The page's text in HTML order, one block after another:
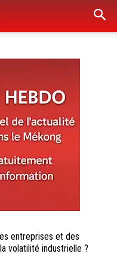
entreprises et des
volatilité industrielle ?